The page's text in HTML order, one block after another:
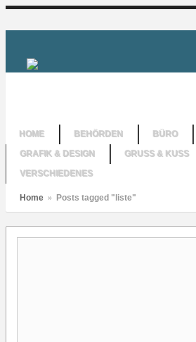
HOME BEHÖRDEN BÜRO
GRAFIK & DESIGN
GRUSS & KUSS
VERSCHIEDENES
Home » Posts tagged "liste"